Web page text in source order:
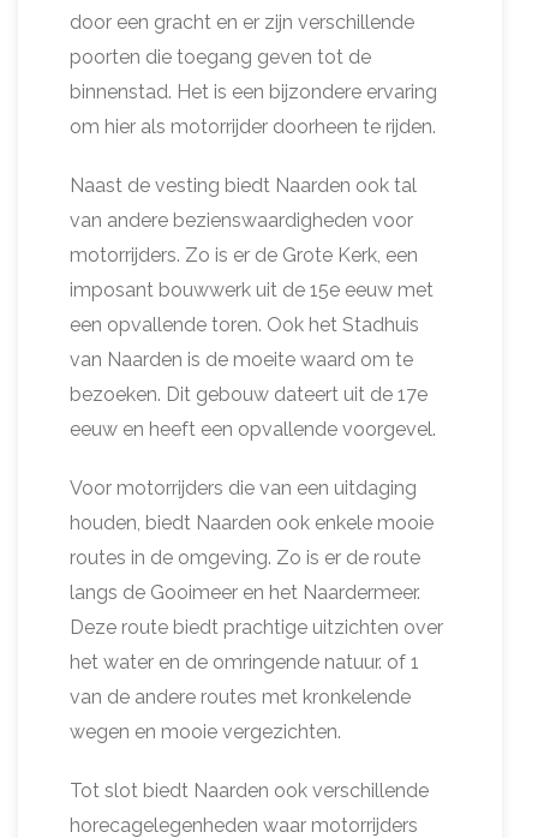
door een gracht en er zijn verschillende
poorten die toegang geven tot de
binnenstad. Het is een bijzondere ervaring
om hier als motorrijder doorheen te rijden.
Naast de vesting biedt Naarden ook tal
van andere bezienswaardigheden voor
motorrijders. Zo is er de Grote Kerk, een
imposant bouwwerk uit de 15e eeuw met
een opvallende toren. Ook het Stadhuis
van Naarden is de moeite waard om te
bezoeken. Dit gebouw dateert uit de 17e
eeuw en heeft een opvallende voorgevel.
Voor motorrijders die van een uitdaging
houden, biedt Naarden ook enkele mooie
routes in de omgeving. Zo is er de route
langs de Gooimeer en het Naardermeer.
Deze route biedt prachtige uitzichten over
het water en de omringende natuur. of 1
van de andere routes met kronkelende
wegen en mooie vergezichten.
Tot slot biedt Naarden ook verschillende
horecagelegenheden waar motorrijders